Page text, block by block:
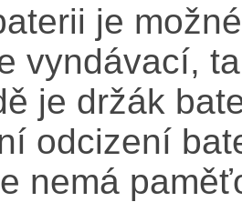
je
vyndávací,
je držák
odcizení
nemá